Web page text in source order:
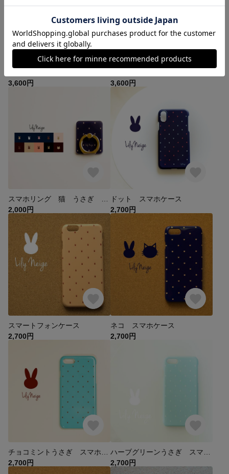
3,600円
3,600円
2,000円
ドット スマホケース
2,700円
スマートフォンケース
2,700円
ネコ スマホケース
2,700円
2,700円
2,700円